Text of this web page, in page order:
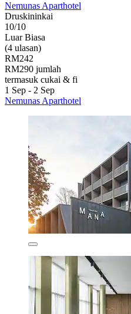
Nemunas Aparthotel
Druskininkai
10/10
Luar Biasa
(4 ulasan)
RM242
RM290 jumlah
termasuk cukai & fi
1 Sep - 2 Sep
Nemunas Aparthotel